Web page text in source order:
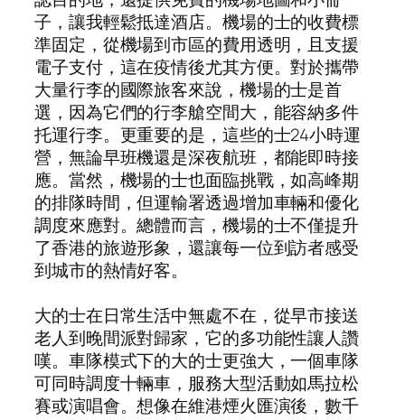
子，讓我輕鬆抵達酒店。機場的士的收費標
準固定，從機場到市區的費用透明，且支援
電子支付，這在疫情後尤其方便。對於攜帶
大量行李的國際旅客來說，機場的士是首
選，因為它們的行李艙空間大，能容納多件
托運行李。更重要的是，這些的士24小時運
營，無論早班機還是深夜航班，都能即時接
應。當然，機場的士也面臨挑戰，如高峰期
的排隊時間，但運輸署透過增加車輛和優化
調度來應對。總體而言，機場的士不僅提升
了香港的旅遊形象，還讓每一位到訪者感受
到城市的熱情好客。
大的士在日常生活中無處不在，從早市接送
老人到晚間派對歸家，它的多功能性讓人讚
嘆。車隊模式下的大的士更強大，一個車隊
可同時調度十輛車，服務大型活動如馬拉松
賽或演唱會。想像在維港煙火匯演後，數千